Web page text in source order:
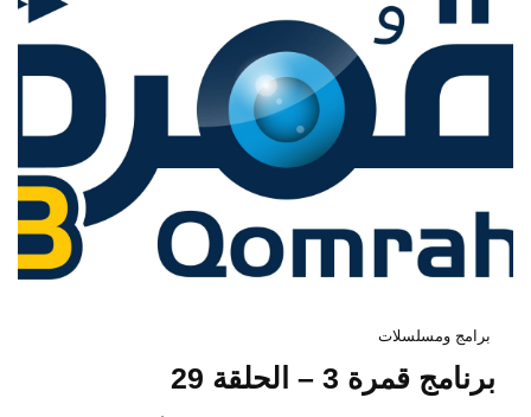
برامج ومسلسلات
برنامج قمرة 3 – الحلقة 29